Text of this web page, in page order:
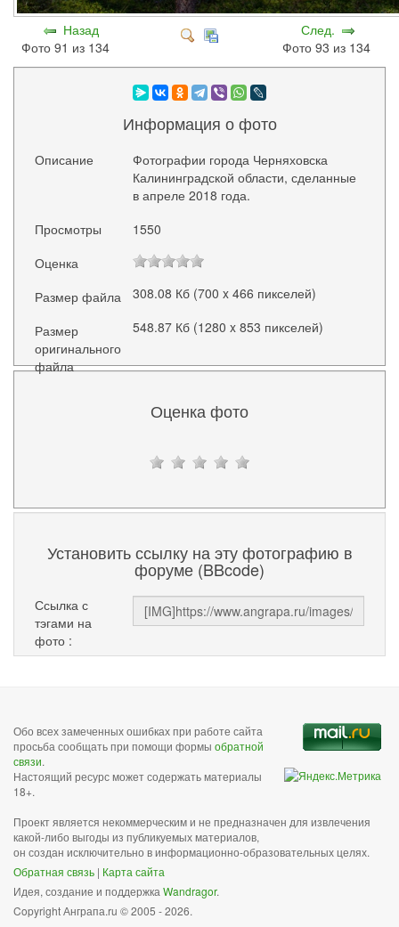
Назад
Фото 91 из 134
След.
Фото 93 из 134
Информация о фото
Описание
Фотографии города Черняховска
Калининградской области, сделанные
в апреле 2018 года.
Просмотры
1550
Оценка
Размер файла
308.08 Кб (700 x 466 пикселей)
Размер
оригинального
файла
548.87 Кб (1280 x 853 пикселей)
Оценка фото
Установить ссылку на эту фотографию в
форуме (BBcode)
Ссылка с
тэгами на
фото :
Обо всех замеченных ошибках при работе сайта
просьба сообщать при помощи формы обратной
связи.
Настоящий ресурс может содержать материалы
18+.
Проект является некоммерческим и не предназначен для извлечения
какой-либо выгоды из публикуемых материалов,
он создан исключительно в информационно-образовательных целях.
Обратная связь | Карта сайта
Идея, создание и поддержка Wandragor.
Copyright Анграпа.ru © 2005 - 2026.